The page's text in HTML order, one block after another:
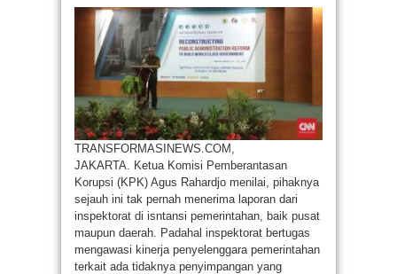
TRANSFORMASINEWS.COM,
JAKARTA. Ketua Komisi Pemberantasan
Korupsi (KPK) Agus Rahardjo menilai, pihaknya
sejauh ini tak pernah menerima laporan dari
inspektorat di isntansi pemerintahan, baik pusat
maupun daerah. Padahal inspektorat bertugas
mengawasi kinerja penyelenggara pemerintahan
terkait ada tidaknya penyimpangan yang